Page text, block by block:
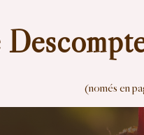
(només en